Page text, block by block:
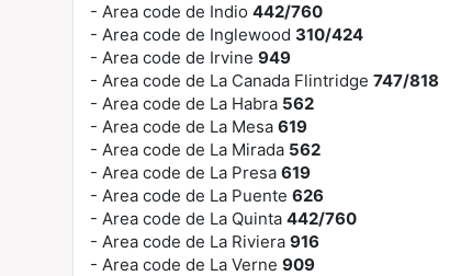
- Area code de Indio 442/760
- Area code de Inglewood 310/424
- Area code de Irvine 949
- Area code de La Canada Flintridge 747/818
- Area code de La Habra 562
- Area code de La Mesa 619
- Area code de La Mirada 562
- Area code de La Presa 619
- Area code de La Puente 626
- Area code de La Quinta 442/760
- Area code de La Riviera 916
- Area code de La Verne 909